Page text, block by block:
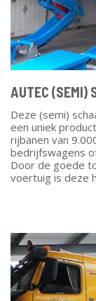
AUTEC (SEMI)
Deze (semi)
een uniek
rijbanen van
bedrijfswagens
Door de goede
voertuig is deze